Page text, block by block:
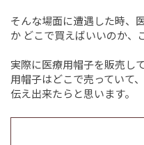
そんな場面に遭遇した時、
か どこで買えばいいのか、
実際に医療用帽子を販売し
用帽子はどこで売っていて
伝え出来たらと思います。